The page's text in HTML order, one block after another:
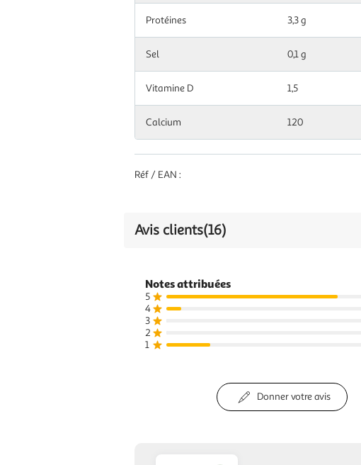
Protéines 3,3 g
Sel 0,1 g
Vitamine D 1,5
Calcium 120
Réf / EAN :
Avis clients(16)
Notes attribuées
5
4
3
2
1
Donner votre avis